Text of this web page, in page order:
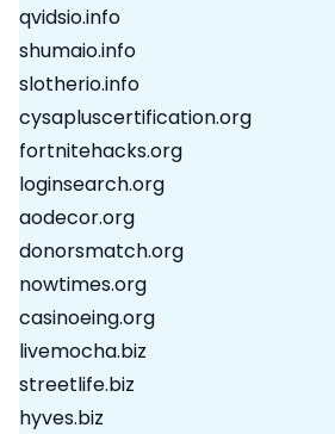
qvidsio.info
shumaio.info
slotherio.info
cysapluscertification.org
fortnitehacks.org
loginsearch.org
aodecor.org
donorsmatch.org
nowtimes.org
casinoeing.org
livemocha.biz
streetlife.biz
hyves.biz